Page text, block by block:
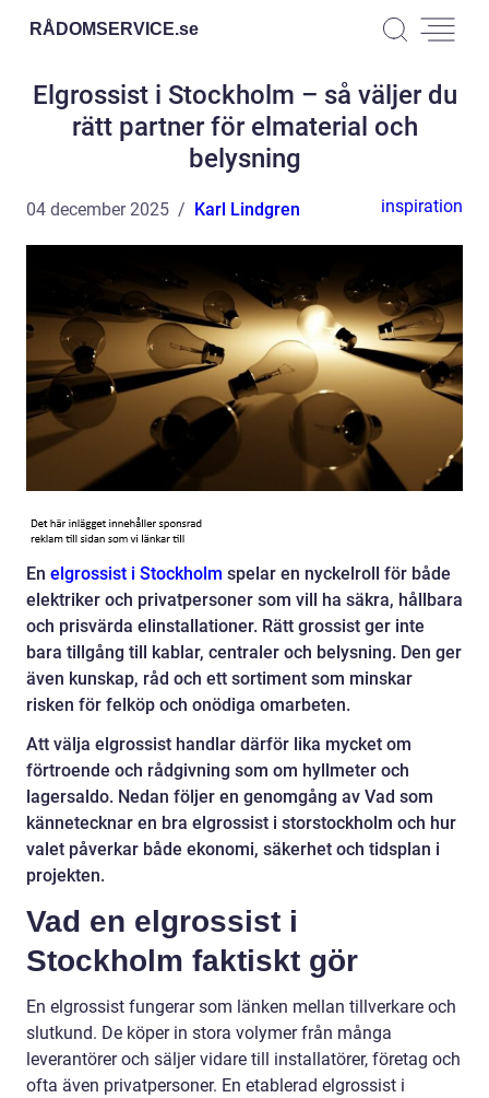
RÅDOMSERVICE.se
Elgrossist i Stockholm – så väljer du
rätt partner för elmaterial och
belysning
04 december 2025 Karl Lindgren inspiration
En elgrossist i Stockholm spelar en nyckelroll för både
elektriker och privatpersoner som vill ha säkra, hållbara
och prisvärda elinstallationer. Rätt grossist ger inte
bara tillgång till kablar, centraler och belysning. Den ger
även kunskap, råd och ett sortiment som minskar
risken för felköp och onödiga omarbeten.
Att välja elgrossist handlar därför lika mycket om
förtroende och rådgivning som om hyllmeter och
lagersaldo. Nedan följer en genomgång av Vad som
kännetecknar en bra elgrossist i storstockholm och hur
valet påverkar både ekonomi, säkerhet och tidsplan i
projekten.
Vad en elgrossist i
Stockholm faktiskt gör
En elgrossist fungerar som länken mellan tillverkare och
slutkund. De köper in stora volymer från många
leverantörer och säljer vidare till installatörer, företag och
ofta även privatpersoner. En etablerad elgrossist i